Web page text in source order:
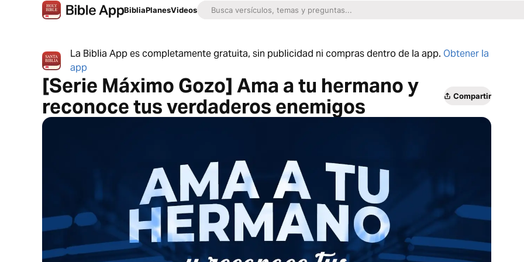
BibliaPlanesVideos
La Biblia App es completamente gratuita, sin publicidad ni compras dentro de la app. Obtener la
app
[Serie Máximo Gozo] Ama a tu hermano y
reconoce tus verdaderos enemigos
Compartir